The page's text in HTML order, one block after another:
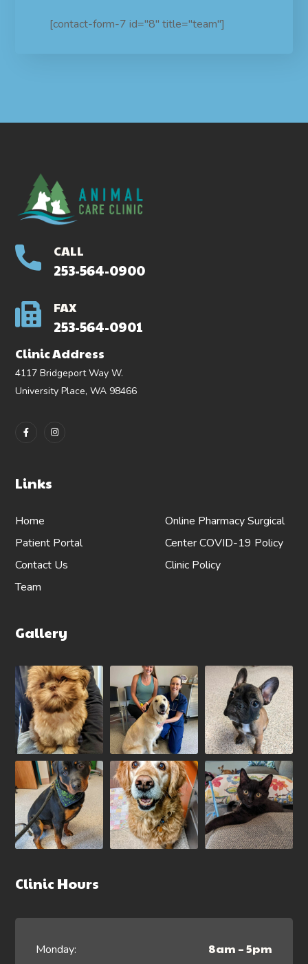
[contact-form-7 id="8" title="team"]
CALL
253-564-0900
FAX
253-564-0901
Clinic Address
4117 Bridgeport Way W.
University Place, WA 98466
Links
Home
Patient Portal
Contact Us
Team
Online PharmacySurgical
CenterCOVID-19 Policy
Clinic Policy
Gallery
Clinic Hours
Monday: 8am – 5pm